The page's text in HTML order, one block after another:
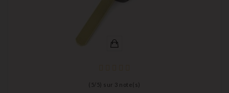
( 5/ 5) sur 3 note(s)